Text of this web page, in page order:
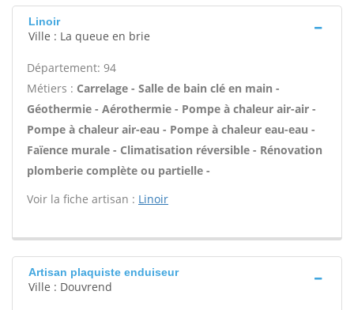
Linoir
Ville : La queue en brie
Département: 94
Métiers : Carrelage - Salle de bain clé en main -
Géothermie - Aérothermie - Pompe à chaleur air-air -
Pompe à chaleur air-eau - Pompe à chaleur eau-eau -
Faïence murale - Climatisation réversible - Rénovation
plomberie complète ou partielle -
Voir la fiche artisan : Linoir
Artisan plaquiste enduiseur
Ville : Douvrend